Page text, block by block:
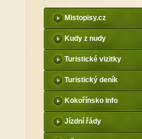
Mistopisy.cz
Kudy z nudy
Turistické vizitky
Turistický deník
Kokořínsko info
Jízdní řády